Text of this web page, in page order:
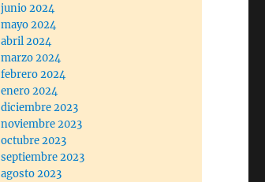
junio 2024
mayo 2024
abril 2024
marzo 2024
febrero 2024
enero 2024
diciembre 2023
noviembre 2023
octubre 2023
septiembre 2023
agosto 2023